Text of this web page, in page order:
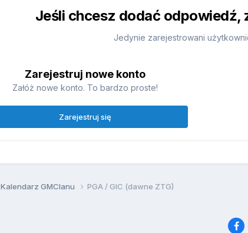
Jeśli chcesz dodać
Jedynie zarejestrowani
Zarejestruj nowe konto
Załóż nowe konto. To bardzo proste!
Zarejestruj się
Kalendarz GMClanu PGA / GIC (dawne ZTG)